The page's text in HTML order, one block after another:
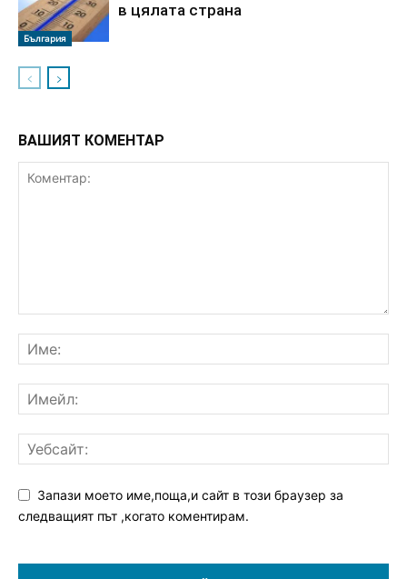
България
в цялата страна
ВАШИЯТ КОМЕНТАР
Запази моето име,поща,и сайт в този браузер за
следващият път ,когато коментирам.